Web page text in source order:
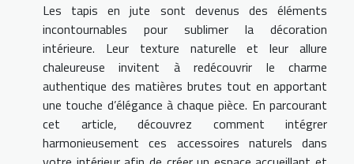
Les tapis en jute sont devenus des éléments
incontournables pour sublimer la décoration
intérieure. Leur texture naturelle et leur allure
chaleureuse invitent à redécouvrir le charme
authentique des matières brutes tout en apportant
une touche d’élégance à chaque pièce. En parcourant
cet article, découvrez comment intégrer
harmonieusement ces accessoires naturels dans